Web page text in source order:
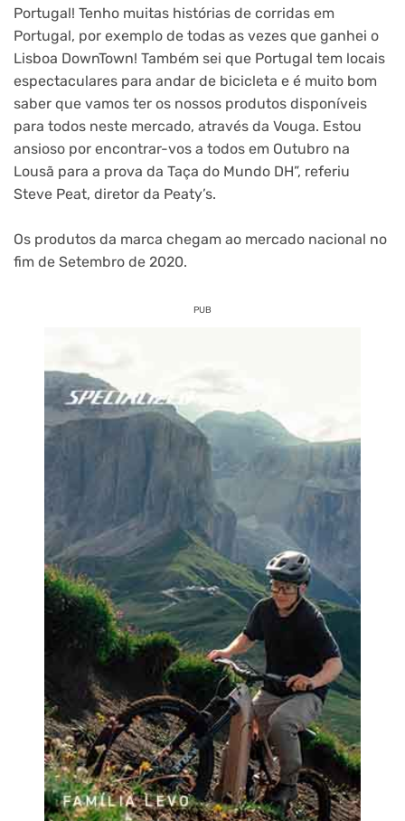
Portugal! Tenho muitas histórias de corridas em
Portugal, por exemplo de todas as vezes que ganhei o
Lisboa DownTown! Também sei que Portugal tem locais
espectaculares para andar de bicicleta e é muito bom
saber que vamos ter os nossos produtos disponíveis
para todos neste mercado, através da Vouga. Estou
ansioso por encontrar-vos a todos em Outubro na
Lousã para a prova da Taça do Mundo DH”, referiu
Steve Peat, diretor da Peaty’s.
Os produtos da marca chegam ao mercado nacional no
fim de Setembro de 2020.
PUB